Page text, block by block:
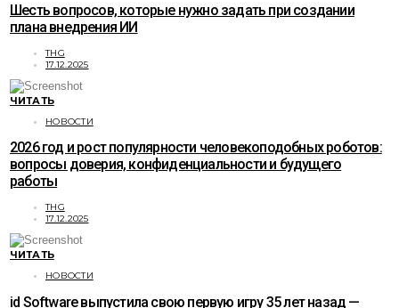
Шесть вопросов, которые нужно задать при создании
плана внедрения ИИ
THG
17.12.2025
ЧИТАТЬ
НОВОСТИ
2026 год и рост популярности человекоподобных роботов:
вопросы доверия, конфиденциальности и будущего
работы
THG
17.12.2025
ЧИТАТЬ
НОВОСТИ
id Software выпустила свою первую игру 35 лет назад —